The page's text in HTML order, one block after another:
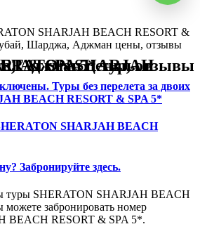
SHARJAH BEACH RESORT &
Шарджа, Аджман цены, отзывы
RESORT & SPA 5* туры в Дубай, Шарджа, Аджман цены, отзывы
Туры без перелета за двоих
BEACH RESORT & SPA 5*
SHARJAH BEACH
Забронируйте здесь.
туры SHERATON SHARJAH BEACH
забронировать номер
BEACH RESORT & SPA 5*.